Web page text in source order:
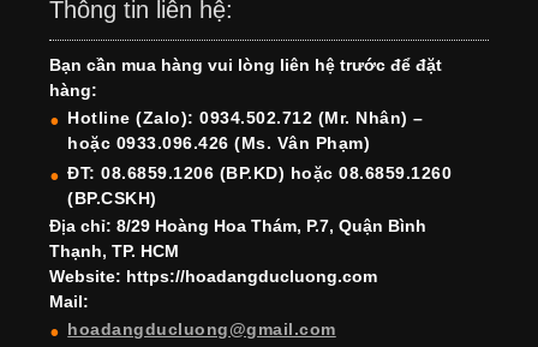
e
b
o
o
k
gr
a
m
e
st
e
dI
n
er T
u
b
e
T
u
b
e
h
Thông tin liên hệ:
Bạn cần mua hàng vui lòng liên hệ trước để đặt
hàng:
Hotline (Zalo): 0934.502.712 (Mr. Nhân) –
hoặc 0933.096.426 (Ms. Vân Phạm)
ĐT: 08.6859.1206 (BP.KD) hoặc 08.6859.1260
(BP.CSKH)
Địa chỉ: 8/29 Hoàng Hoa Thám, P.7, Quận Bình
Thạnh, TP. HCM
Website: https://hoadangducluong.com
Mail:
hoadangducluong@gmail.com